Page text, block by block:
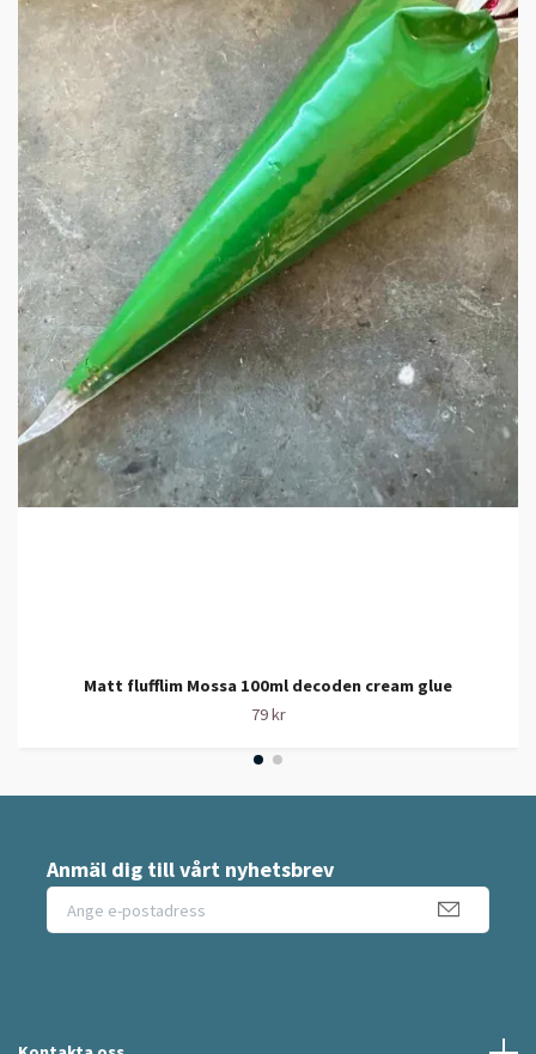
Matt flufflim Mossa 100ml decoden cream glue
79 kr
Anmäl dig till vårt nyhetsbrev